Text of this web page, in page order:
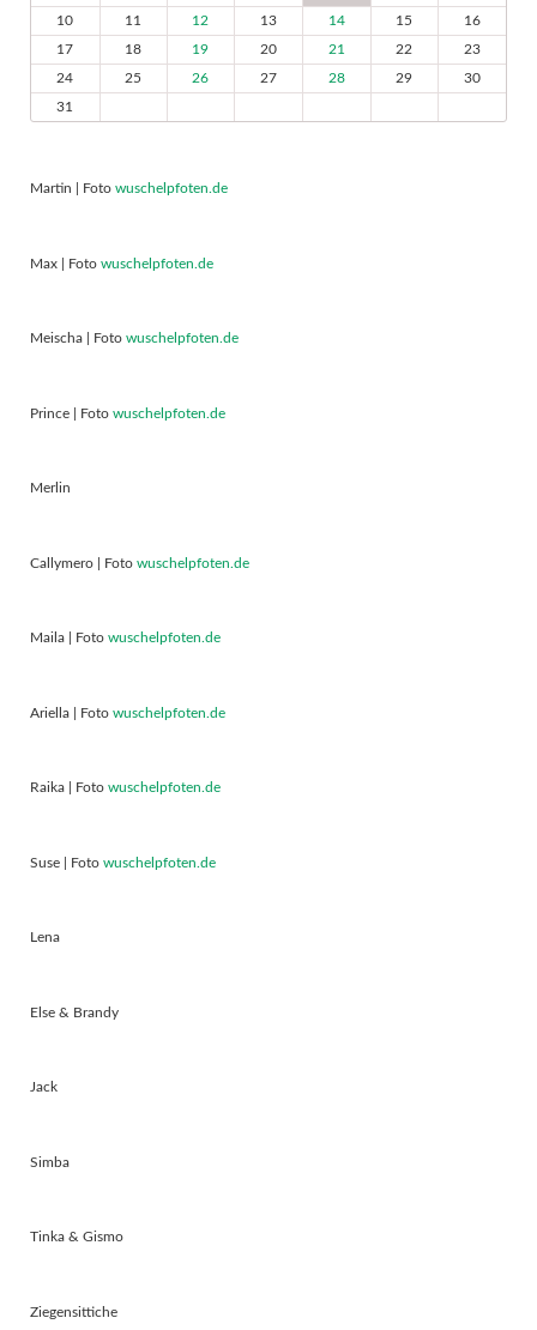
10
11 12 13 14 15
16
17
18 19 20 21 22
23
24
25 26 27 28 29
30
31
Martin | Foto wuschelpfoten.de
Max | Foto wuschelpfoten.de
Meischa | Foto wuschelpfoten.de
Prince | Foto wuschelpfoten.de
Merlin
Callymero | Foto wuschelpfoten.de
Maila | Foto wuschelpfoten.de
Ariella | Foto wuschelpfoten.de
Raika | Foto wuschelpfoten.de
Suse | Foto wuschelpfoten.de
Lena
Else & Brandy
Jack
Simba
Tinka & Gismo
Ziegensittiche